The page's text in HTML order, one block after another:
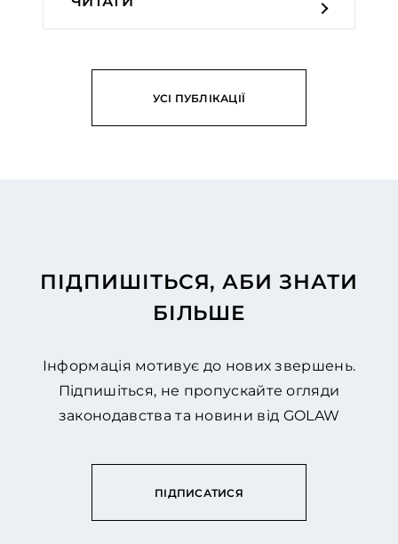
УСІ ПУБЛІКАЦІЇ
ПІДПИШІТЬСЯ, АБИ ЗНАТИ
БІЛЬШЕ
Інформація мотивує до нових звершень.
Підпишіться, не пропускайте огляди
законодавства та новини від GOLAW
ПІДПИСАТИСЯ